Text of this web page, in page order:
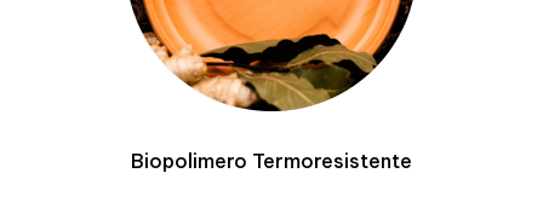
Biopolimero Termoresistente